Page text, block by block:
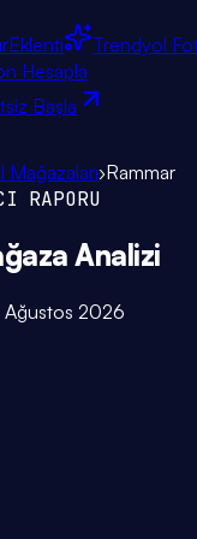
Eklenti Trendyol
Hesapla
Başla
›Rammar
RAPORU
Analizi
Ağustos 2026